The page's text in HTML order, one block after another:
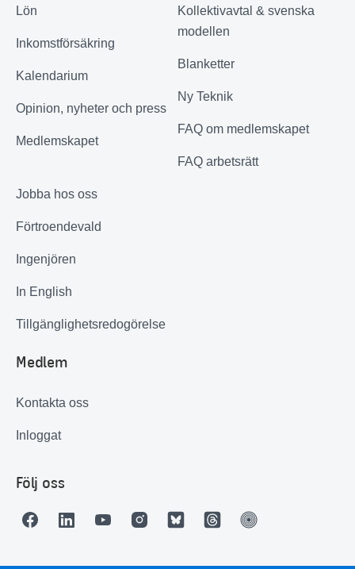
Lön
Inkomstförsäkring
Kalendarium
Opinion, nyheter och press
Medlemskapet
Kollektivavtal & svenska
modellen
Blanketter
Ny Teknik
FAQ om medlemskapet
FAQ arbetsrätt
Jobba hos oss
Förtroendevald
Ingenjören
In English
Tillgänglighetsredogörelse
Medlem
Kontakta oss
Inloggat
Följ oss